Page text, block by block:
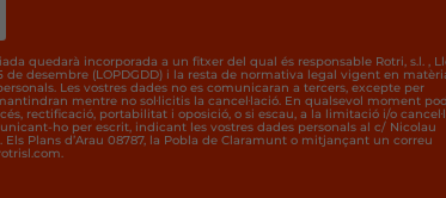
quedarà incorporada a un fitxer del qual és responsable Rotri, s.l. ,
de desembre (LOPDGDD) i la resta de normativa legal vigent en
Les vostres dades no es comunicaran a tercers, excepte per
mentre no sol·licitis la cancel·lació. En qualsevol moment
rectificació, portabilitat i oposició, o si escau, a la limitació i/o
ho per escrit, indicant les vostres dades personals al c/ Nicolau
Els Plans d’Arau 08787, la Pobla de Claramunt o mitjançant un correu